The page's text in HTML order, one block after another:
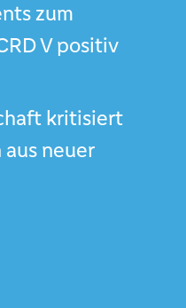
zum
V positiv
kritisiert
neuer